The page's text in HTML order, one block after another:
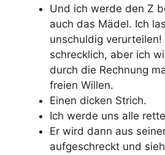
Und ich werde den Z
auch das Mädel. Ich
unschuldig
schrecklich, aber ich
durch die Rechnung
freien Willen.
Einen dicken Strich.
Ich werde uns alle
Er wird dann aus
aufgeschreckt und